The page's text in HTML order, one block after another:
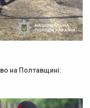
на Полтавщині: